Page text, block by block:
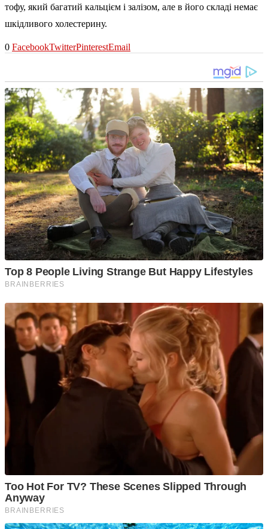
тофу, який багатий кальцієм і залізом, але в його складі немає
шкідливого холестерину.
0 FacebookTwitterPinterestEmail